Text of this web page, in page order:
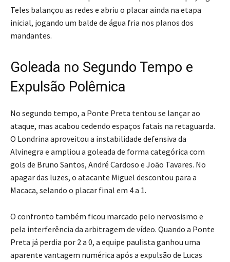
Teles balançou as redes e abriu o placar ainda na etapa
inicial, jogando um balde de água fria nos planos dos
mandantes.
Goleada no Segundo Tempo e
Expulsão Polêmica
No segundo tempo, a Ponte Preta tentou se lançar ao
ataque, mas acabou cedendo espaços fatais na retaguarda.
O Londrina aproveitou a instabilidade defensiva da
Alvinegra e ampliou a goleada de forma categórica com
gols de Bruno Santos, André Cardoso e João Tavares. No
apagar das luzes, o atacante Miguel descontou para a
Macaca, selando o placar final em 4 a 1.
O confronto também ficou marcado pelo nervosismo e
pela interferência da arbitragem de vídeo. Quando a Ponte
Preta já perdia por 2 a 0, a equipe paulista ganhou uma
aparente vantagem numérica após a expulsão de Lucas